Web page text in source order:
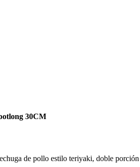
30CM
de pollo estilo teriyaki, doble porción